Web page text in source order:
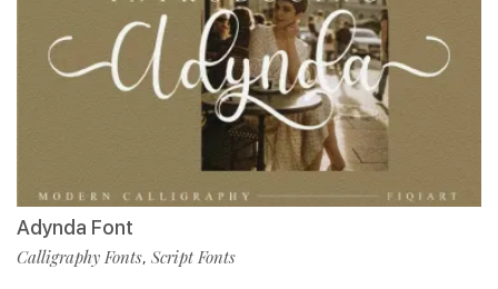
Adynda Font
Calligraphy Fonts, Script Fonts